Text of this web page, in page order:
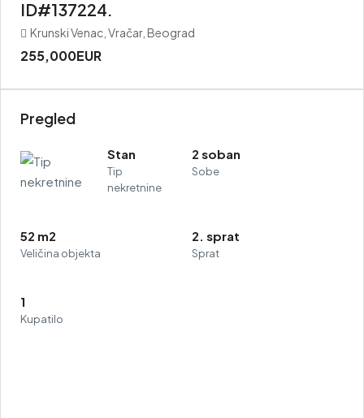
ID#137224.
Krunski Venac, Vračar, Beograd
255,000EUR
Pregled
Stan
Tip
nekretnine
2 soban
Sobe
52 m2
Veličina objekta
2. sprat
Sprat
1
Kupatilo